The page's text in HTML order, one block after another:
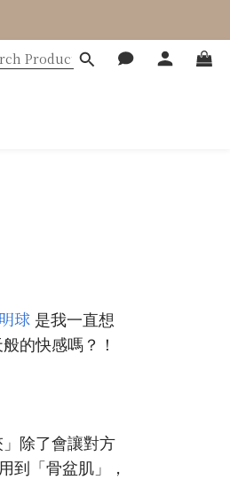
球 是我一直想
的快感嗎？！
除了會讓對方
到「骨盆肌」，